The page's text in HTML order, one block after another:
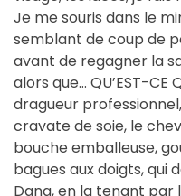
Je me souris dans le
semblant de coup de
avant de regagner la
alors que… QU’EST-CE
dragueur
cravate de soie, le
bouche emballeuse,
bagues aux doigts, qui
Dana, en la tenant par